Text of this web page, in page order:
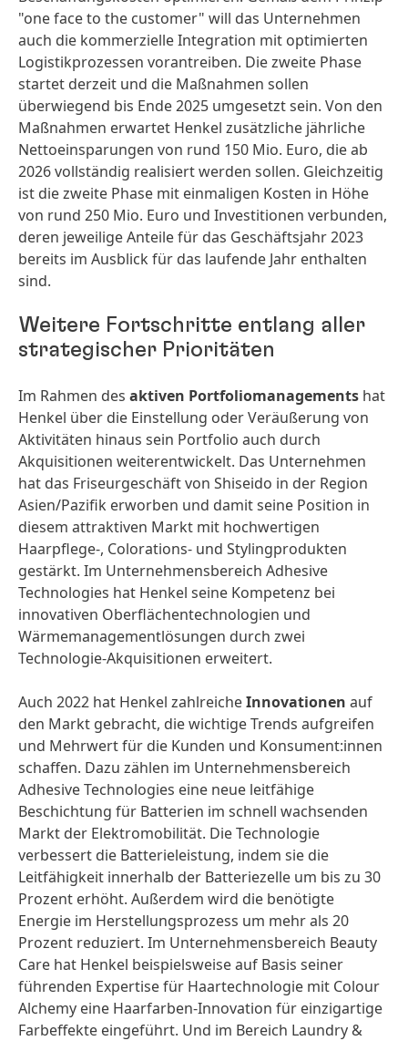
"one face to the customer" will das Unternehmen
auch die kommerzielle Integration mit optimierten
Logistikprozessen vorantreiben. Die zweite Phase
startet derzeit und die Maßnahmen sollen
überwiegend bis Ende 2025 umgesetzt sein. Von den
Maßnahmen erwartet Henkel zusätzliche jährliche
Nettoeinsparungen von rund 150 Mio. Euro, die ab
2026 vollständig realisiert werden sollen. Gleichzeitig
ist die zweite Phase mit einmaligen Kosten in Höhe
von rund 250 Mio. Euro und Investitionen verbunden,
deren jeweilige Anteile für das Geschäftsjahr 2023
bereits im Ausblick für das laufende Jahr enthalten
sind.
Weitere Fortschritte entlang aller
strategischer Prioritäten
Im Rahmen des aktiven Portfoliomanagements hat
Henkel über die Einstellung oder Veräußerung von
Aktivitäten hinaus sein Portfolio auch durch
Akquisitionen weiterentwickelt. Das Unternehmen
hat das Friseurgeschäft von Shiseido in der Region
Asien/Pazifik erworben und damit seine Position in
diesem attraktiven Markt mit hochwertigen
Haarpflege-, Colorations- und Stylingprodukten
gestärkt. Im Unternehmensbereich Adhesive
Technologies hat Henkel seine Kompetenz bei
innovativen Oberflächentechnologien und
Wärmemanagementlösungen durch zwei
Technologie-Akquisitionen erweitert.
Auch 2022 hat Henkel zahlreicheInnovationen auf
den Markt gebracht, die wichtige Trends aufgreifen
und Mehrwert für die Kunden und Konsument:innen
schaffen. Dazu zählen im Unternehmensbereich
Adhesive Technologies eine neue leitfähige
Beschichtung für Batterien im schnell wachsenden
Markt der Elektromobilität. Die Technologie
verbessert die Batterieleistung, indem sie die
Leitfähigkeit innerhalb der Batteriezelle um bis zu 30
Prozent erhöht. Außerdem wird die benötigte
Energie im Herstellungsprozess um mehr als 20
Prozent reduziert. Im Unternehmensbereich Beauty
Care hat Henkel beispielsweise auf Basis seiner
führenden Expertise für Haartechnologie mit Colour
Alchemy eine Haarfarben-Innovation für einzigartige
Farbeffekte eingeführt. Und im Bereich Laundry &